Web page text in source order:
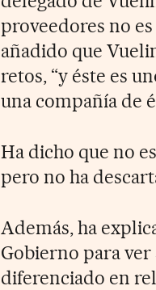
proveedores no
añadido que
retos, “y éste es
una compañía de
Ha dicho que no
pero no ha
Además, ha
Gobierno para
diferenciado en